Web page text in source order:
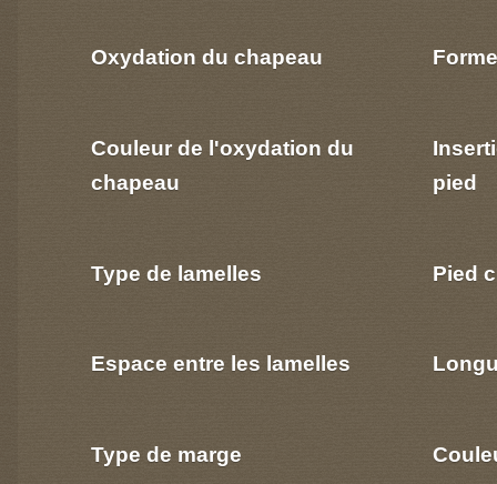
Oxydation du chapeau
Couleur de l'oxydation du
chapeau
Type de lamelles
Espace entre les lamelles
Type de marge
pied
Pied